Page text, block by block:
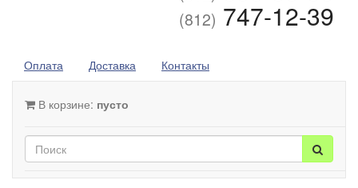
(812) 747-12-39
Оплата Доставка Контакты
В корзине: пусто